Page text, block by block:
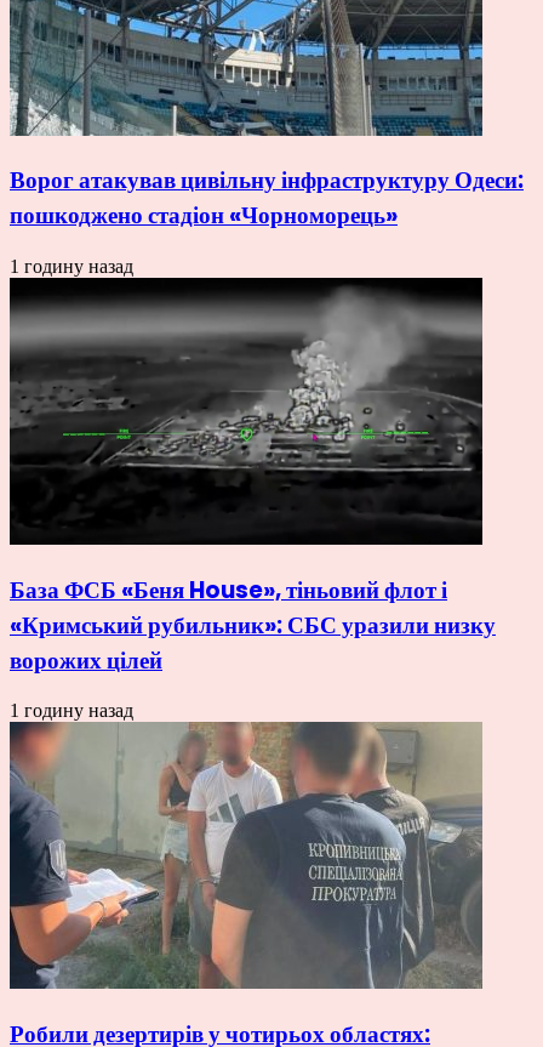
Ворог атакував цивільну інфраструктуру Одеси:
пошкоджено стадіон «Чорноморець»
1 годину назад
База ФСБ «Беня House», тіньовий флот і
«Кримський рубильник»: СБС уразили низку
ворожих цілей
1 годину назад
Робили дезертирів у чотирьох областях: